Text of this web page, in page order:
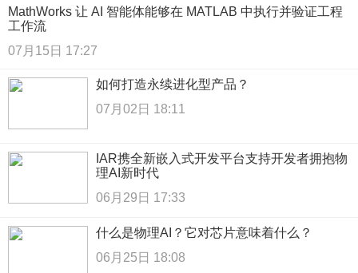
MathWorks 让 AI 智能体能够在 MATLAB 中执行并验证工程
工作流
07月15日 17:27
如何打造永续进化型产品？
07月02日 18:11
IAR携全新嵌入式开发平台支持开发者拥抱物
理AI新时代
06月29日 17:33
什么是物理AI？它对芯片意味着什么？
06月25日 18:08